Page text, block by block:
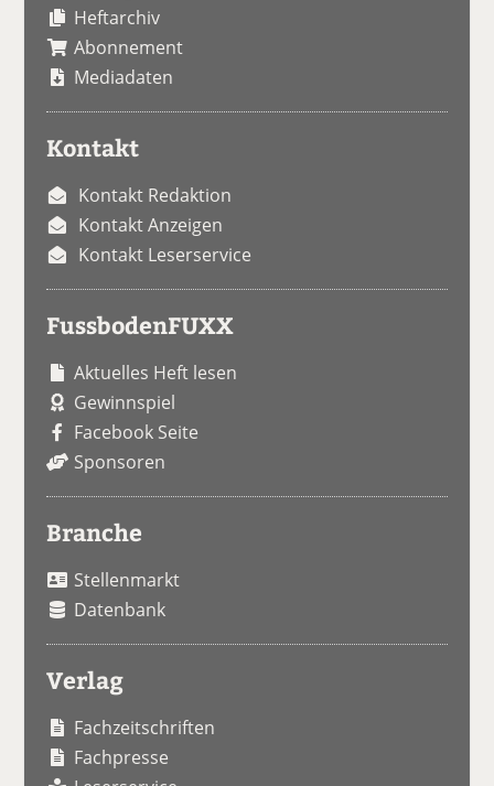
Heftarchiv
Abonnement
Mediadaten
Kontakt
Kontakt Redaktion
Kontakt Anzeigen
Kontakt Leserservice
FussbodenFUXX
Aktuelles Heft lesen
Gewinnspiel
Facebook Seite
Sponsoren
Branche
Stellenmarkt
Datenbank
Verlag
Fachzeitschriften
Fachpresse